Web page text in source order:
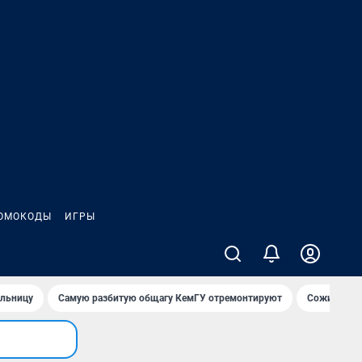
ИГРЫ
Самую разбитую общагу КемГУ отремонтируют